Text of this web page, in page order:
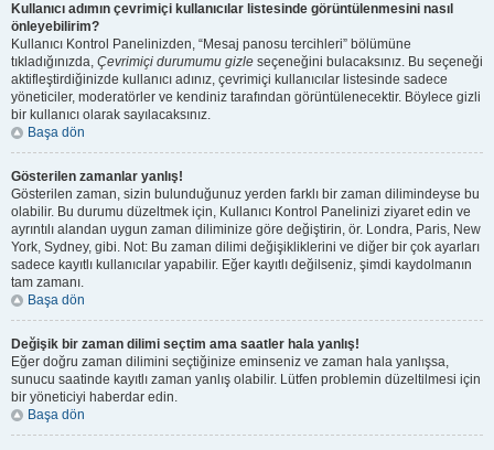
Kullanıcı adımın çevrimiçi kullanıcılar listesinde görüntülenmesini nasıl
önleyebilirim?
Kullanıcı Kontrol Panelinizden, “Mesaj panosu tercihleri” bölümüne
tıkladığınızda, Çevrimiçi durumumu gizle seçeneğini bulacaksınız. Bu seçeneği
aktifleştirdiğinizde kullanıcı adınız, çevrimiçi kullanıcılar listesinde sadece
yöneticiler, moderatörler ve kendiniz tarafından görüntülenecektir. Böylece gizli
bir kullanıcı olarak sayılacaksınız.
Başa dön
Gösterilen zamanlar yanlış!
Gösterilen zaman, sizin bulunduğunuz yerden farklı bir zaman dilimindeyse bu
olabilir. Bu durumu düzeltmek için, Kullanıcı Kontrol Panelinizi ziyaret edin ve
ayrıntılı alandan uygun zaman diliminize göre değiştirin, ör. Londra, Paris, New
York, Sydney, gibi. Not: Bu zaman dilimi değişikliklerini ve diğer bir çok ayarları
sadece kayıtlı kullanıcılar yapabilir. Eğer kayıtlı değilseniz, şimdi kaydolmanın
tam zamanı.
Başa dön
Değişik bir zaman dilimi seçtim ama saatler hala yanlış!
Eğer doğru zaman dilimini seçtiğinize eminseniz ve zaman hala yanlışsa,
sunucu saatinde kayıtlı zaman yanlış olabilir. Lütfen problemin düzeltilmesi için
bir yöneticiyi haberdar edin.
Başa dön